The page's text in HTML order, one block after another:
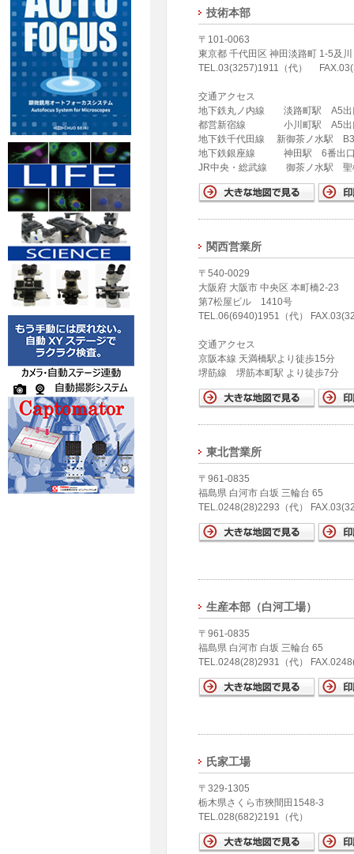
技術本部
〒101-0063
東京都 千代田区 神田淡路町 1-5及
TEL.03(3257)1911（代）
交通アクセス
地下鉄丸ノ内線 淡路町駅 A5出
都営新宿線 小川町駅 A5出口
地下鉄千代田線 新御茶ノ水駅 B3
地下鉄銀座線 神田駅 6番出口
JR中央・総武線 御茶ノ水駅 聖
関西営業所
〒540-0029
大阪府 大阪市 中央区 本町橋2-23
第7松屋ビル 1410号
TEL.06(6940)1951（代）
交通アクセス
京阪本線 天満橋駅より徒歩15分
堺筋線 堺筋本町駅 より徒歩7分
東北営業所
〒961-0835
福島県 白河市 白坂 三輪台 65
TEL.0248(28)2293（代）
生産本部（白河工場）
〒961-0835
福島県 白河市 白坂 三輪台 65
TEL.0248(28)2931（代）
氏家工場
〒329-1305
栃木県さくら市狹間田1548-3
TEL.028(682)2191（代）